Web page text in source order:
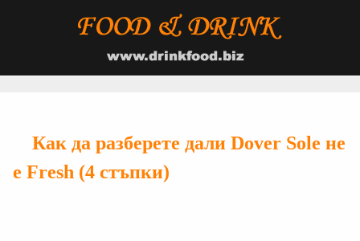
Как да разберете дали Dover Sole не
е Fresh (4 стъпки)